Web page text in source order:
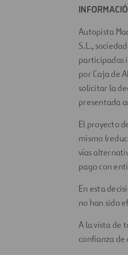
Autopista
S.L.,
participadas
por Caja de
solicitar la
presentada
El proyecto
mismo
vías
pago con
En esta
no han sido
A la vista de
confianza de